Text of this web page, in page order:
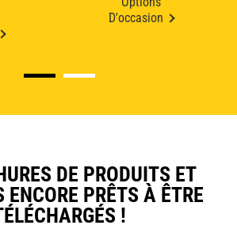
D'occasion
DE PRODUITS ET
ENCORE PRÊTS À ÊTRE
!